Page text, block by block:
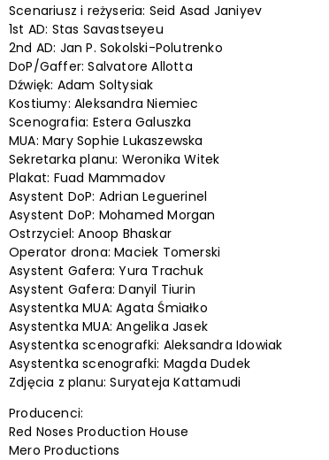
Scenariusz i reżyseria: Seid Asad Janiyev
1st AD: Stas Savastseyeu
2nd AD: Jan P. Sokolski-Polutrenko
DoP/Gaffer: Salvatore Allotta
Dźwięk: Adam Soltysiak
Kostiumy: Aleksandra Niemiec
Scenografia: Estera Galuszka
MUA: Mary Sophie Lukaszewska
Sekretarka planu: Weronika Witek
Plakat: Fuad Mammadov
Asystent DoP: Adrian Leguerinel
Asystent DoP: Mohamed Morgan
Ostrzyciel: Anoop Bhaskar
Operator drona: Maciek Tomerski
Asystent Gafera: Yura Trachuk
Asystent Gafera: Danyil Tiurin
Asystentka MUA: Agata Śmiałko
Asystentka MUA: Angelika Jasek
Asystentka scenografki: Aleksandra Idowiak
Asystentka scenografki: Magda Dudek
Zdjęcia z planu: Suryateja Kattamudi
Producenci:
Red Noses Production House
Mero Productions